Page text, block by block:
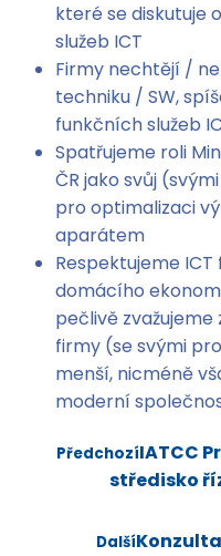
které se diskutuje
služeb ICT
Firmy nechtějí /
techniku / SW,
funkčních služeb
Spatřujeme roli
ČR jako svůj
pro optimalizaci
aparátem
Respektujeme
domácího
pečlivě
firmy (se svými
menší, nicméně
moderní
PředchozíIATCC
středisko
Další